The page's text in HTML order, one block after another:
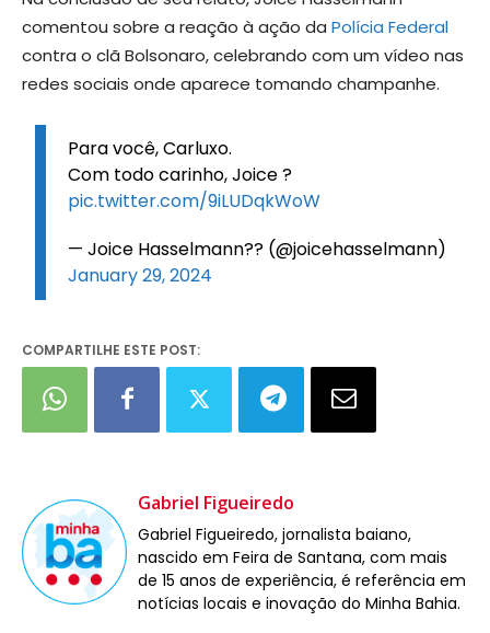
comentou sobre a reação à ação da Polícia Federal
contra o clã Bolsonaro, celebrando com um vídeo nas
redes sociais onde aparece tomando champanhe.
Para você, Carluxo.
Com todo carinho, Joice ?
pic.twitter.com/9iLUDqkWoW
— Joice Hasselmann?? (@joicehasselmann)
January 29, 2024
COMPARTILHE ESTE POST:
Gabriel Figueiredo
Gabriel Figueiredo, jornalista baiano,
nascido em Feira de Santana, com mais
de 15 anos de experiência, é referência em
notícias locais e inovação do Minha Bahia.